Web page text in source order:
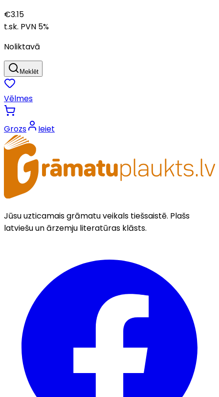
€3.15
t.sk. PVN 5%
Noliktavā
Meklēt
Vēlmes
Grozs Ieiet
Jūsu uzticamais grāmatu veikals tiešsaistē. Plašs
latviešu un ārzemju literatūras klāsts.